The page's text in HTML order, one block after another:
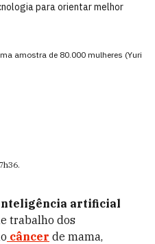
para orientar melhor
amostra de 80.000 mulheres (Yuri
.
artificial
trabalho dos
câncer de mama,